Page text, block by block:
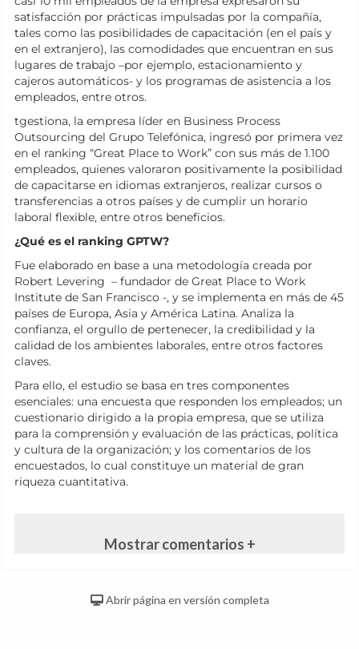
satisfacción por prácticas impulsadas por la compañía,
tales como las posibilidades de capacitación (en el país y
en el extranjero), las comodidades que encuentran en sus
lugares de trabajo –por ejemplo, estacionamiento y
cajeros automáticos- y los programas de asistencia a los
empleados, entre otros.
tgestiona, la empresa líder en Business Process
Outsourcing del Grupo Telefónica, ingresó por primera vez
en el ranking “Great Place to Work” con sus más de 1.100
empleados, quienes valoraron positivamente la posibilidad
de capacitarse en idiomas extranjeros, realizar cursos o
transferencias a otros países y de cumplir un horario
laboral flexible, entre otros beneficios.
¿Qué es el ranking GPTW?
Fue elaborado en base a una metodología creada por
Robert Levering – fundador de Great Place to Work
Institute de San Francisco -, y se implementa en más de 45
países de Europa, Asia y América Latina. Analiza la
confianza, el orgullo de pertenecer, la credibilidad y la
calidad de los ambientes laborales, entre otros factores
claves.
Para ello, el estudio se basa en tres componentes
esenciales: una encuesta que responden los empleados; un
cuestionario dirigido a la propia empresa, que se utiliza
para la comprensión y evaluación de las prácticas, política
y cultura de la organización; y los comentarios de los
encuestados, lo cual constituye un material de gran
riqueza cuantitativa.
Mostrar comentarios +
Abrir página en versión completa